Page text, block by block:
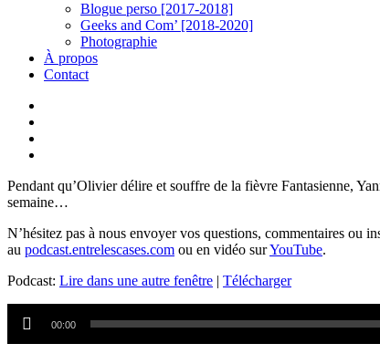
Blogue perso [2017-2018]
Geeks and Com’ [2018-2020]
Photographie
À propos
Contact
Pendant qu’Olivier délire et souffre de la fièvre Fantasienne,
semaine…
N’hésitez pas à nous envoyer vos questions, commentaires ou
au podcast.entrelescases.com ou en vidéo surYouTube.
Podcast: Lire dans une autre fenêtre | Télécharger
audio
00:00